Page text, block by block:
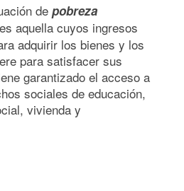
de pobreza
aquella cuyos ingresos
adquirir los bienes y los
para satisfacer sus
garantizado el acceso a
sociales de educación,
vivienda y